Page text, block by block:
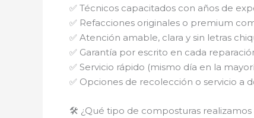
✅ Técnicos capacitados con años de
✅ Refacciones originales o premium
✅ Atención amable, clara y sin letras
✅ Garantía por escrito en cada
✅ Servicio rápido (mismo día en la
✅ Opciones de recolección o servicio a
🛠️ ¿Qué tipo de composturas